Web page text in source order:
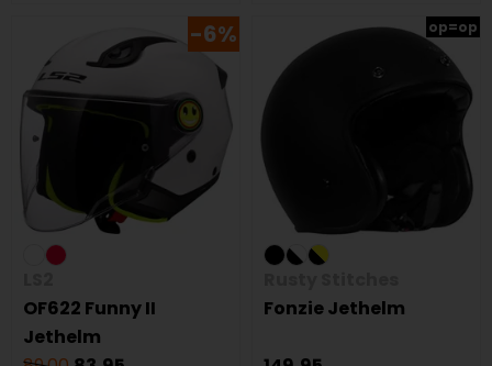
-6%
OF622 Funny II
Jethelm
op=op
Fonzie Jethelm